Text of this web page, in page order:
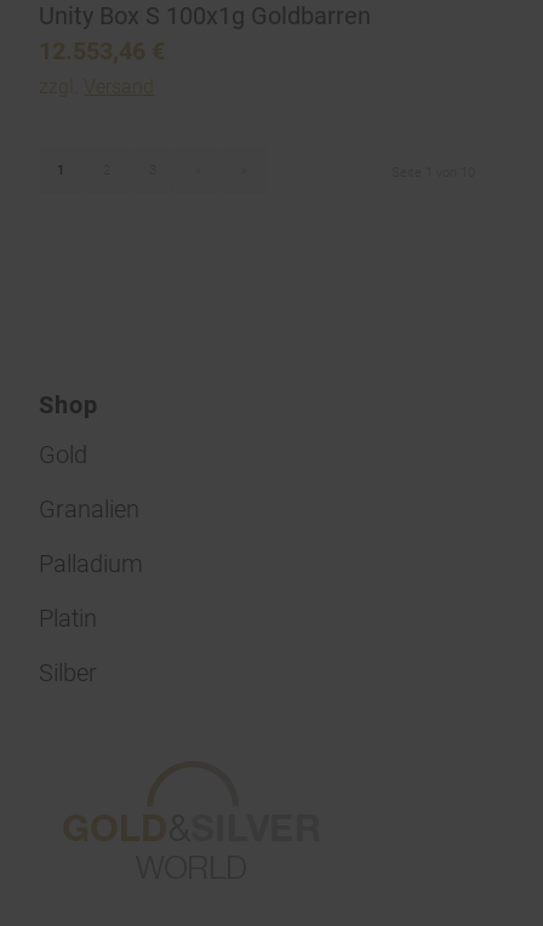
Unity Box S 100x1g Goldbarren
12.553,46 €
zzgl. Versand
1
Shop
Gold
Granalien
Palladium
Platin
Silber